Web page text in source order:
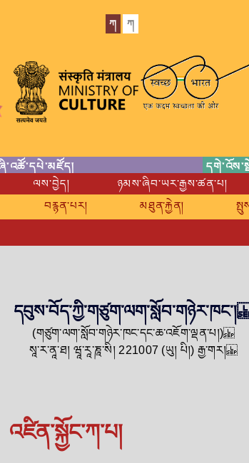
ཀ ཀ
ལས་བྱེད། ཉམས་ཞིབ་ཡར་རྒྱས་ཚན་པ།
བརྙན་པར། མཐུན་རྐྱེན།
(གཙུག་ལག་སློབ་གཉེར་ཁང་དང་ཆ་འཇོག་ལྡན་པ།)
སཱ་ར་ནཱ་ཐ། ཝཱ་རཱ་ཎཱ་སི། 221007 (ཡུ། པི།) རྒྱ་གར།
འཛིན་སྐྱོང་ཀ་པ།